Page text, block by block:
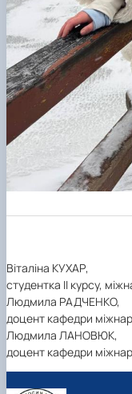
Віталіна КУХАР,
студентка ІІ курсу,
Людмила РАДЧЕНКО,
доцент кафедри
Людмила ЛАНОВЮК,
доцент кафедри